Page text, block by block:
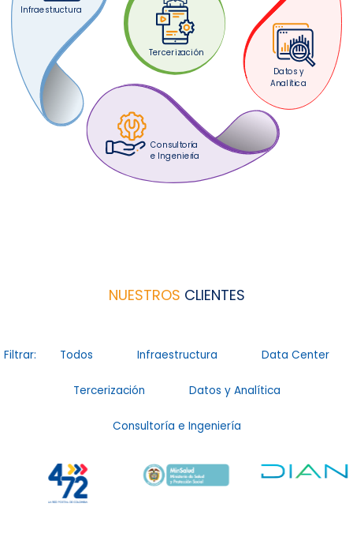
Tercerización
Datos y
Analítica
Consultoría
e Ingeniería
Infraestructura
NUESTROS CLIENTES
Filtrar: Todos Infraestructura Data Center
Tercerización Datos y Analítica
Consultoría e Ingeniería